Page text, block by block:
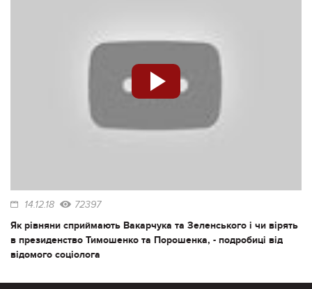
14.12.18 72397
Як рівняни сприймають Вакарчука та Зеленського і чи вірять
в президенство Тимошенко та Порошенка, - подробиці від
відомого соціолога